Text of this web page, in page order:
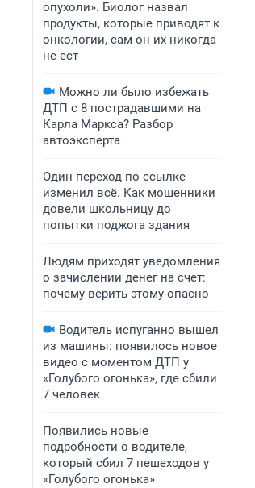
опухоли». Биолог назвал
продукты, которые приводят к
онкологии, сам он их никогда
не ест
Можно ли было избежать
ДТП с 8 пострадавшими на
Карла Маркса? Разбор
автоэксперта
Один переход по ссылке
изменил всё. Как мошенники
довели школьницу до
попытки поджога здания
Людям приходят уведомления
о зачислении денег на счет:
почему верить этому опасно
Водитель испуганно вышел
из машины: появилось новое
видео с моментом ДТП у
«Голубого огонька», где сбили
7 человек
Появились новые
подробности о водителе,
который сбил 7 пешеходов у
«Голубого огонька»